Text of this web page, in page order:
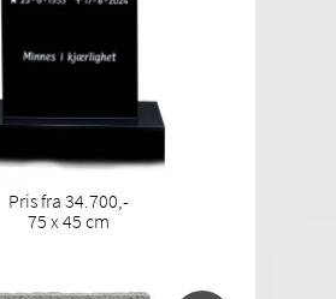
Pris fra 34.700,-
75 x 45 cm